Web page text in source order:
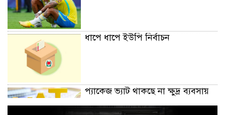
ধাপে ধাপে ইউপি নির্বাচন
প্যাকেজ ভ্যাট থাকছে না ক্ষুদ্র ব্যবসায়